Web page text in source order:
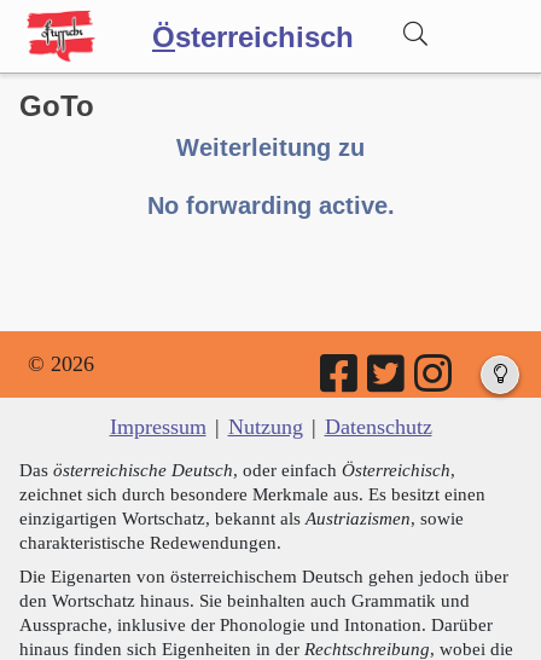
Österreichisch
Wörterbuch
GoTo
Weiterleitung zu
No forwarding active.
© 2026
Impressum | Nutzung | Datenschutz
Das österreichische Deutsch, oder einfach Österreichisch,
zeichnet sich durch besondere Merkmale aus. Es besitzt einen
einzigartigen Wortschatz, bekannt als Austriazismen, sowie
charakteristische Redewendungen.
Die Eigenarten von österreichischem Deutsch gehen jedoch über
den Wortschatz hinaus. Sie beinhalten auch Grammatik und
Aussprache, inklusive der Phonologie und Intonation. Darüber
hinaus finden sich Eigenheiten in der Rechtschreibung, wobei die